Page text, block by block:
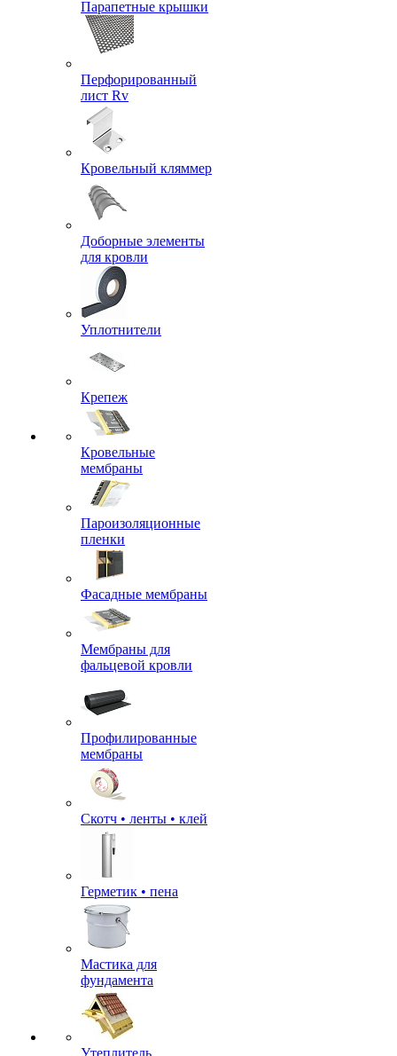
Парапетные крышки
Перфорированный
лист Rv
Кровельный кляммер
Доборные элементы
для кровли
Уплотнители
Крепеж
Кровельные
мембраны
Пароизоляционные
пленки
Фасадные мембраны
Мембраны для
фальцевой кровли
Профилированные
мембраны
Скотч • ленты • клей
Герметик • пена
Мастика для
фундамента
Утеплитель